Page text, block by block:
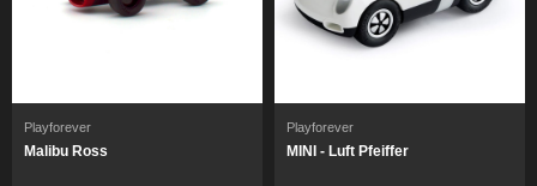
Playforever
Malibu Ross
Playforever
MINI - Luft Pfeiffer